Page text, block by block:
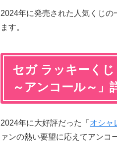
2024年に発売された人気くじの
ます。
セガ ラッキーく
～アンコール～」
2024年に大好評だった「 オシャ
ァンの熱い要望に応えてアンコ